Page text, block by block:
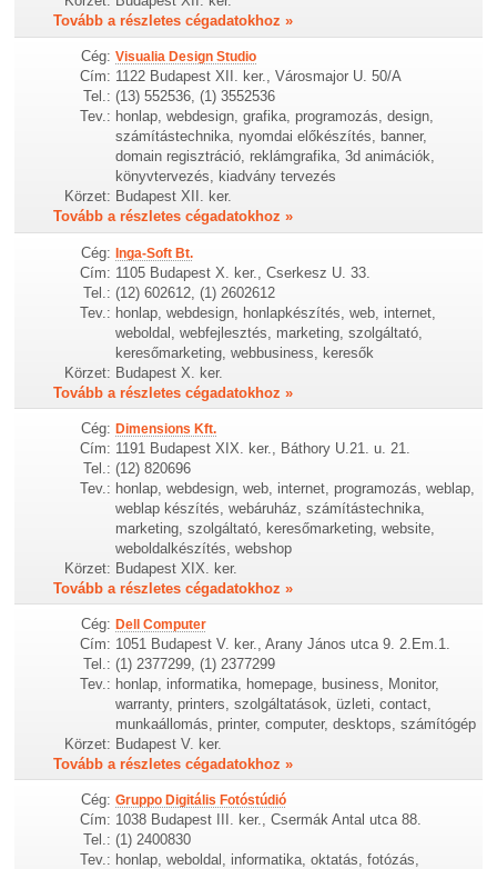
Tovább a részletes cégadatokhoz »
Cég: Visualia Design Studio
Cím: 1122 Budapest XII. ker., Városmajor U. 50/A
Tel.: (13) 552536, (1) 3552536
Tev.: honlap, webdesign, grafika, programozás, design,
számítástechnika, nyomdai előkészítés, banner,
domain regisztráció, reklámgrafika, 3d animációk,
könyvtervezés, kiadvány tervezés
Körzet: Budapest XII. ker.
Tovább a részletes cégadatokhoz »
Cég: Inga-Soft Bt.
Cím: 1105 Budapest X. ker., Cserkesz U. 33.
Tel.: (12) 602612, (1) 2602612
Tev.: honlap, webdesign, honlapkészítés, web, internet,
weboldal, webfejlesztés, marketing, szolgáltató,
keresőmarketing, webbusiness, keresők
Körzet: Budapest X. ker.
Tovább a részletes cégadatokhoz »
Cég: Dimensions Kft.
Cím: 1191 Budapest XIX. ker., Báthory U.21. u. 21.
Tel.: (12) 820696
Tev.: honlap, webdesign, web, internet, programozás, weblap,
weblap készítés, webáruház, számítástechnika,
marketing, szolgáltató, keresőmarketing, website,
weboldalkészítés, webshop
Körzet: Budapest XIX. ker.
Tovább a részletes cégadatokhoz »
Cég: Dell Computer
Cím: 1051 Budapest V. ker., Arany János utca 9. 2.Em.1.
Tel.: (1) 2377299, (1) 2377299
Tev.: honlap, informatika, homepage, business, Monitor,
warranty, printers, szolgáltatások, üzleti, contact,
munkaállomás, printer, computer, desktops, számítógép
Körzet: Budapest V. ker.
Tovább a részletes cégadatokhoz »
Cég: Gruppo Digitális Fotóstúdió
Cím: 1038 Budapest III. ker., Csermák Antal utca 88.
Tel.: (1) 2400830
Tev.: honlap, weboldal, informatika, oktatás, fotózás,